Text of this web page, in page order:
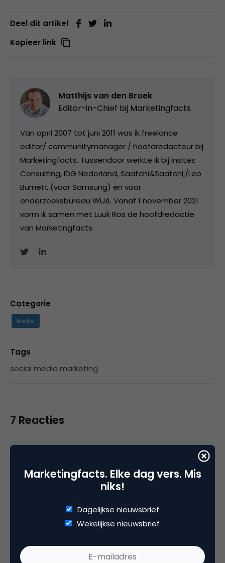
Deel dit artikel
Kopieer link
Matthijs van den Broek
Editor-in-Chief bij Marketingfacts
Van april 2007 tot juni 2011 was ik freelance
editor/ communitymanager / hoofdredacteur bij
Marketingfacts. Tussendoor werkte ik bij Insites
Consulting, IDG Nederland, Saatchi&Saatchi;/Leo
Burnett (voor Samsung) en voor
onderzoeksbureau WUA. Vanaf 1 november 2021
vorm ik samen met Luuk Ros de hoofdredactie
van Marketingfacts.
Categorie
Media
Tags
social media marketing
7 Reacties
Michel H
Marketingfacts. Elke dag vers. Mis
niks!
Dagelijkse nieuwsbrief
Wekelijkse nieuwsbrief